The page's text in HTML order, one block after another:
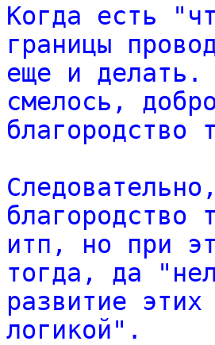
Когда есть
границы
еще и делать.
смелось,
благородство
благородство
итп, но при
тогда, да
развитие
логикой".